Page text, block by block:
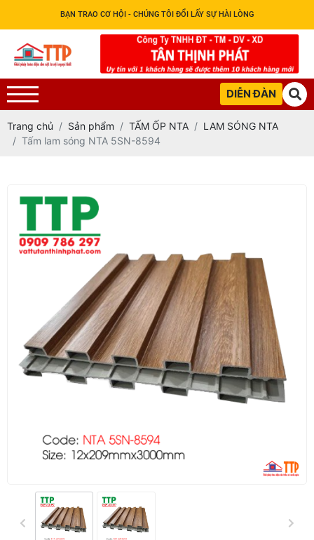
BẠN TRAO CƠ HỘI - CHÚNG TÔI ĐỔI LẤY SỰ HÀI LÒNG
DIỄN ĐÀN
Trang chủ Sản phẩm TẤM ỐP NTA
LAM SÓNG NTA
Tấm lam sóng NTA 5SN-8594